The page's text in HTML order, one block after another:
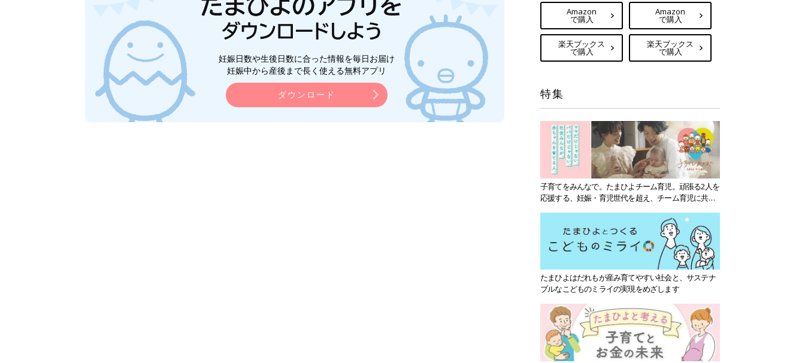
妊娠日数や生後日数に合った情報を毎日お届け
妊娠中から産後まで長く使える無料アプリ
ダウンロード
Amazon
で購入
楽天ブックス
で購入
Amazon
で購入
楽天ブックス
で購入
特集
子育てをみんなで。たまひよチーム育児。頑張る2人を
応援する、妊娠・育児世代を超え、チーム育児に共感
たまひよはだれもが産み育てやすい社会と、サステナ
ブルなこどものミライの実現をめざします